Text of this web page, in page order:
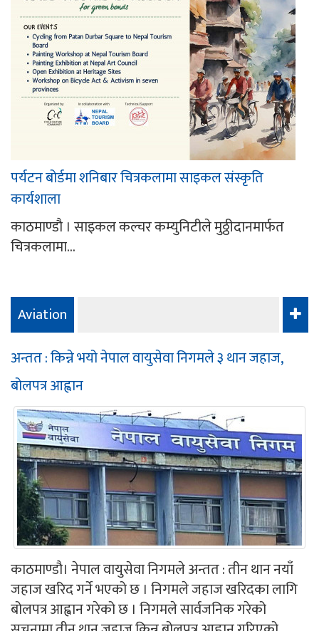
पर्यटन बोर्डमा शनिबार चित्रकलामा साइकल संस्कृति
कार्यशाला
काठमाण्डौ । साइकल कल्चर कम्युनिटीले मुठ्ठीदानमार्फत
चित्रकलामा...
Aviation
अन्तत : किन्ने भयो नेपाल वायुसेवा निगमले ३ थान जहाज,
बोलपत्र आह्वान
काठमाण्डौ। नेपाल वायुसेवा निगमले अन्तत : तीन थान नयाँ
जहाज खरिद गर्ने भएको छ । निगमले जहाज खरिदका लागि
बोलपत्र आह्वान गरेको छ । निगमले सार्वजनिक गरेको